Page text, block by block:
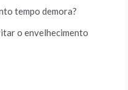
tempo demora?
o envelhecimento